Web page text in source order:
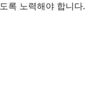
록 노력해야 합니다.